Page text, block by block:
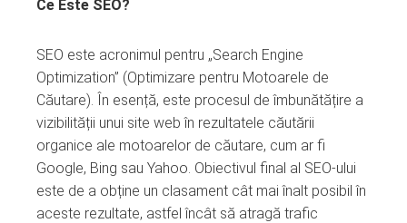
Ce Este SEO?
SEO este acronimul pentru „Search Engine
Optimization” (Optimizare pentru Motoarele de
Căutare). În esență, este procesul de îmbunătățire a
vizibilității unui site web în rezultatele căutării
organice ale motoarelor de căutare, cum ar fi
Google, Bing sau Yahoo. Obiectivul final al SEO-ului
este de a obține un clasament cât mai înalt posibil în
aceste rezultate, astfel încât să atragă trafic